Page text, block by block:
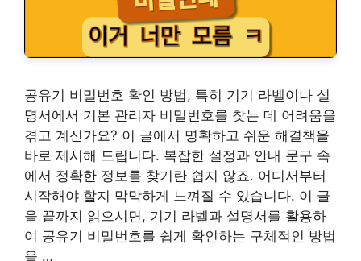
공유기 비밀번호 확인 방법, 특히 기기 라벨이나 설
명서에서 기본 관리자 비밀번호를 찾는 데 어려움을
겪고 계신가요? 이 글에서 명확하고 쉬운 해결책을
바로 제시해 드립니다. 복잡한 설정과 안내 문구 속
에서 정확한 정보를 찾기란 쉽지 않죠. 어디서부터
시작해야 할지 막막하게 느껴질 수 있습니다. 이 글
을 끝까지 읽으시면, 기기 라벨과 설명서를 활용하
여 공유기 비밀번호를 쉽게 확인하는 구체적인 방법
을 …